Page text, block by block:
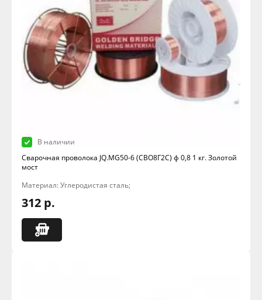
В наличии
Сварочная проволока JQ.MG50-6 (СВО8Г2С) ф 0,8 1 кг. Золотой
мост
Материал: Углеродистая сталь;
312 р.